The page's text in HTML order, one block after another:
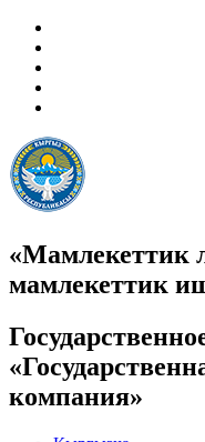
«Мамлекеттик
мамлекеттик
компания»